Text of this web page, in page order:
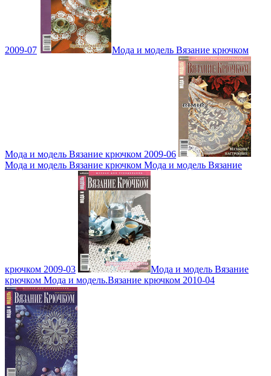
2009-07 Мода и модель Вязание крючком
Мода и модель Вязание крючком 2009-06
Мода и модель Вязание крючком Мода и модель Вязание
крючком 2009-03
Мода и модель Вязание
крючком Мода и модель.Вязание крючком 2010-04